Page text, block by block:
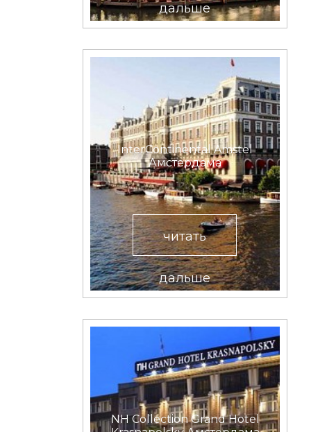
дальше
читать
дальше
InterContinental Amstel
Амстердамa
NH Collection Grand Hotel